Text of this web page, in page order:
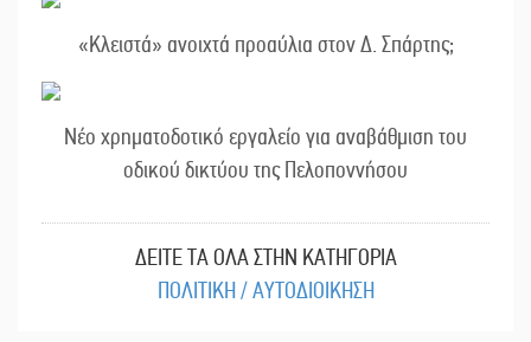
«Κλειστά» ανοιχτά προαύλια στον Δ. Σπάρτης;
Νέο χρηματοδοτικό εργαλείο για αναβάθμιση του
οδικού δικτύου της Πελοποννήσου
ΔΕΙΤΕ ΤΑ ΟΛΑ ΣΤΗΝ ΚΑΤΗΓΟΡΙΑ
ΠΟΛΙΤΙΚΗ / ΑΥΤΟΔΙΟΙΚΗΣΗ